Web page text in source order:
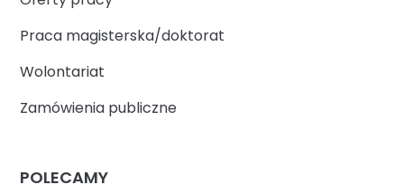
Praca magisterska/doktorat
Wolontariat
Zamówienia publiczne
POLECAMY